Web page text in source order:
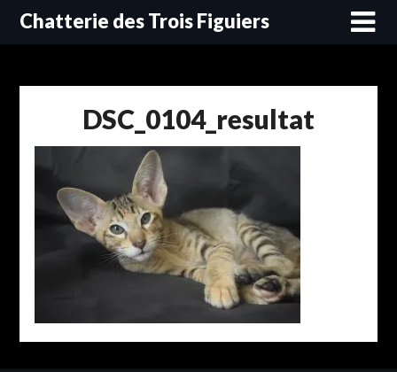
SkipChatterie des Trois Figuiers
DSC_0104_resultat